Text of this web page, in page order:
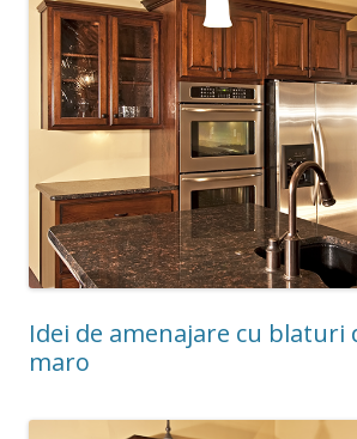
Idei de amenajare cu blaturi
maro